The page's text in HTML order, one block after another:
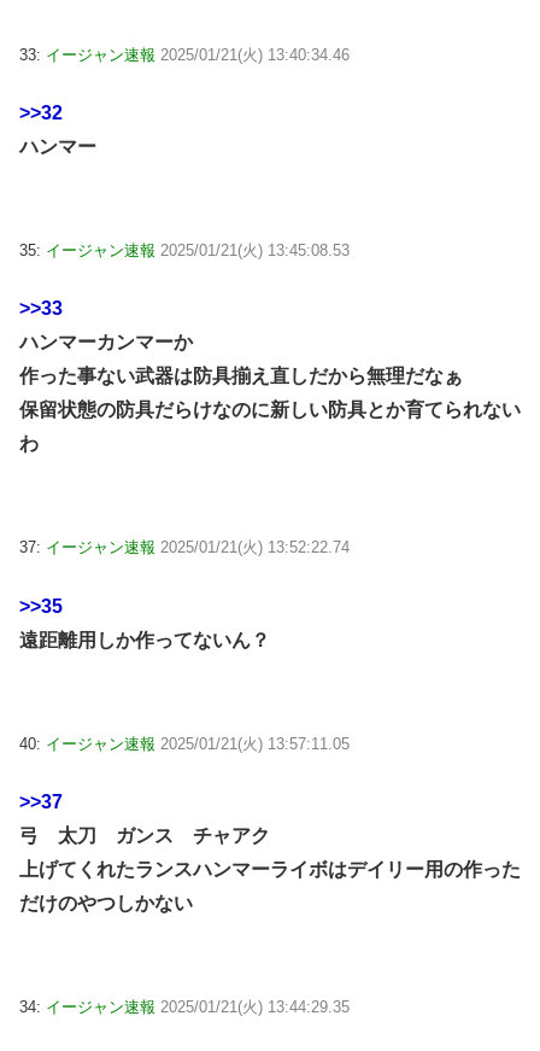
33: イージャン速報 2025/01/21(火) 13:40:34.46
>>32
ハンマー
35: イージャン速報 2025/01/21(火) 13:45:08.53
>>33
ハンマーカンマーか
作った事ない武器は防具揃え直しだから無理だなぁ
保留状態の防具だらけなのに新しい防具とか育てられない
わ
37: イージャン速報 2025/01/21(火) 13:52:22.74
>>35
遠距離用しか作ってないん？
40: イージャン速報 2025/01/21(火) 13:57:11.05
>>37
弓 太刀 ガンス チャアク
上げてくれたランスハンマーライボはデイリー用の作った
だけのやつしかない
34: イージャン速報 2025/01/21(火) 13:44:29.35